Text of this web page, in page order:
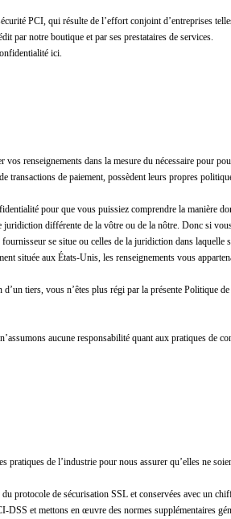
PCI, qui résulte de l’effort conjoint d’entreprises
par notre boutique et par ses prestataires de services.
ici.
renseignements dans la mesure du nécessaire pour
transactions de paiement, possèdent leurs propres
pour que vous puissiez comprendre la manière
différente de la vôtre ou de la nôtre. Donc si
se situe ou celles de la juridiction dans laquelle
située aux États-Unis, les renseignements vous
tiers, vous n’êtes plus régi par la présente Politique
aucune responsabilité quant aux pratiques de
de l’industrie pour nous assurer qu’elles ne
de sécurisation SSL et conservées avec un
et mettons en œuvre des normes supplémentaires